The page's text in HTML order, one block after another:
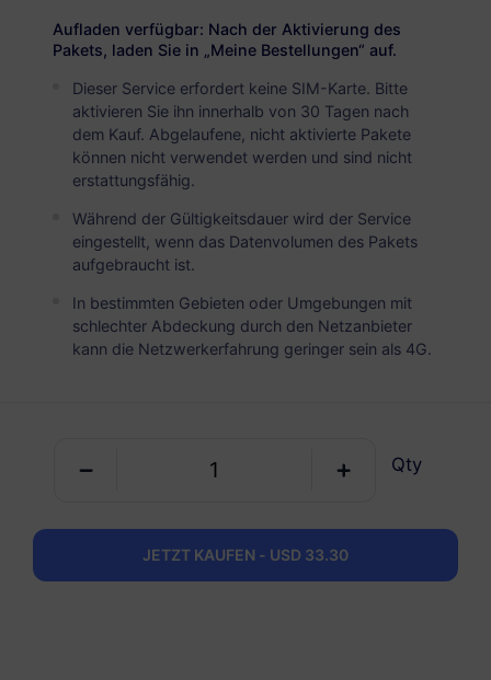
Bermuda
5 GB
30 Tage
USD 33.30
Details
Bermuda
10 GB
60 Tage
USD 66.00
Details
Holen Sie sich Ihre
RedteaGO eSIM in 3
Schritten
Aufladen verfügbar: Nach der Aktivierung des
Pakets, laden Sie in „Meine Bestellungen“ auf.
Dieser Service erfordert keine SIM-Karte. Bitte
aktivieren Sie ihn innerhalb von 30 Tagen nach
dem Kauf. Abgelaufene, nicht aktivierte Pakete
können nicht verwendet werden und sind nicht
erstattungsfähig.
Während der Gültigkeitsdauer wird der Service
eingestellt, wenn das Datenvolumen des Pakets
aufgebraucht ist.
In bestimmten Gebieten oder Umgebungen mit
schlechter Abdeckung durch den Netzanbieter
kann die Netzwerkerfahrung geringer sein als 4G.
Qty
JETZT KAUFEN - USD 33.30